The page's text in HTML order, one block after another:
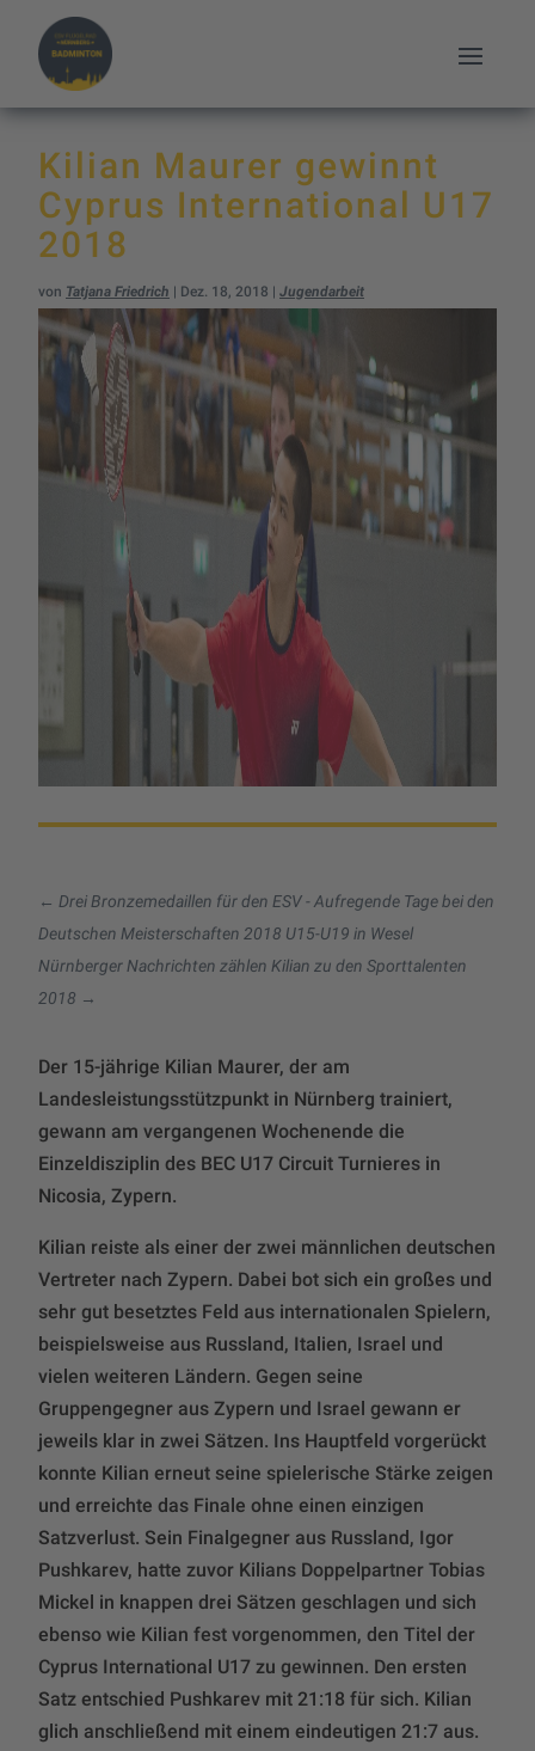
Kilian Maurer gewinnt
Cyprus International U17
2018
von Tatjana Friedrich | Dez. 18, 2018 | Jugendarbeit
← Drei Bronzemedaillen für den ESV - Aufregende Tage bei den
Deutschen Meisterschaften 2018 U15-U19 in Wesel
Nürnberger Nachrichten zählen Kilian zu den Sporttalenten
2018 →
Der 15-jährige Kilian Maurer, der am
Landesleistungsstützpunkt in Nürnberg trainiert,
gewann am vergangenen Wochenende die
Einzeldisziplin des BEC U17 Circuit Turnieres in
Nicosia, Zypern.
Kilian reiste als einer der zwei männlichen deutschen
Vertreter nach Zypern. Dabei bot sich ein großes und
sehr gut besetztes Feld aus internationalen Spielern,
beispielsweise aus Russland, Italien, Israel und
vielen weiteren Ländern. Gegen seine
Gruppengegner aus Zypern und Israel gewann er
jeweils klar in zwei Sätzen. Ins Hauptfeld vorgerückt
konnte Kilian erneut seine spielerische Stärke zeigen
und erreichte das Finale ohne einen einzigen
Satzverlust. Sein Finalgegner aus Russland, Igor
Pushkarev, hatte zuvor Kilians Doppelpartner Tobias
Mickel in knappen drei Sätzen geschlagen und sich
ebenso wie Kilian fest vorgenommen, den Titel der
Cyprus International U17 zu gewinnen. Den ersten
Satz entschied Pushkarev mit 21:18 für sich. Kilian
glich anschließend mit einem eindeutigen 21:7 aus.